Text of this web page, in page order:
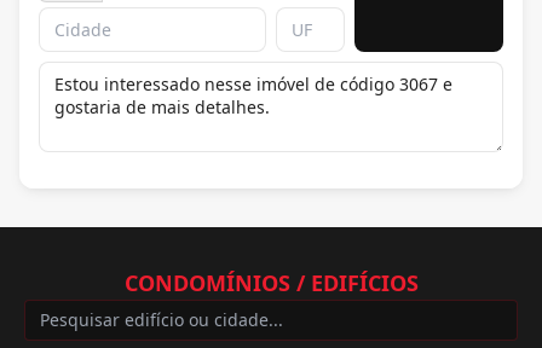
CONDOMÍNIOS / EDIFÍCIOS